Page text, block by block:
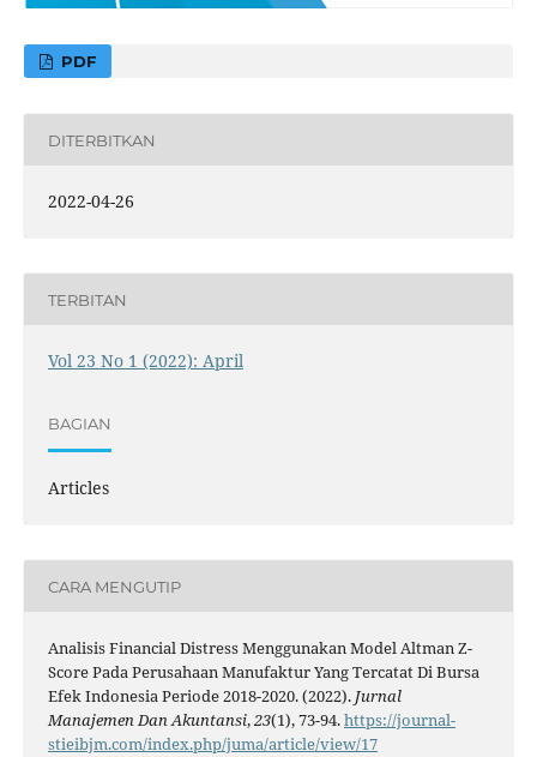
PDF
DITERBITKAN
2022-04-26
TERBITAN
Vol 23 No 1 (2022): April
BAGIAN
Articles
CARA MENGUTIP
Analisis Financial Distress Menggunakan Model Altman Z-
Score Pada Perusahaan Manufaktur Yang Tercatat Di Bursa
Efek Indonesia Periode 2018-2020. (2022). Jurnal
Manajemen Dan Akuntansi,23(1), 73-94.https://journal-
stieibjm.com/index.php/juma/article/view/17